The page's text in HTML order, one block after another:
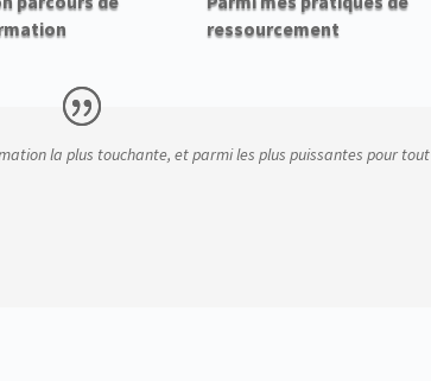
ressourcement
la plus touchante, et parmi les plus puissantes pour